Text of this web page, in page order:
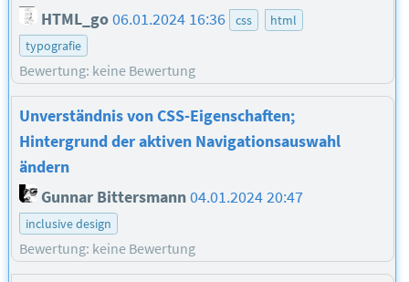
HTML_go06.01.2024 16:36 css
html
typografie
Bewertung: keine Bewertung
Unverständnis von CSS-Eigenschaften;
Hintergrund der aktiven Navigationsauswahl
ändern
Gunnar Bittersmann04.01.2024 20:47
inclusive design
Bewertung: keine Bewertung